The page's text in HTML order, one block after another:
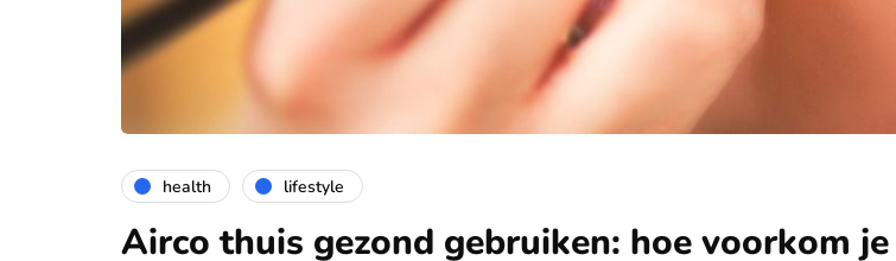
health lifestyle
Airco thuis gezond gebruiken: hoe voorkom